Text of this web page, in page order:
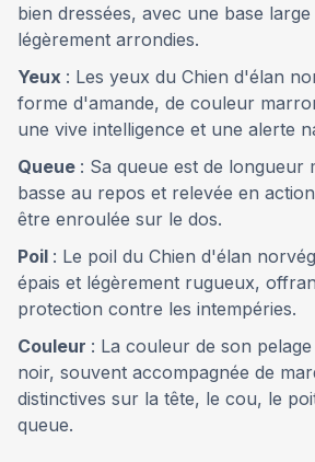
bien dressées, avec une base
légèrement arrondies.
Yeux : Les yeux du Chien d'élan
forme d'amande, de couleur
une vive intelligence et une alerte
Queue : Sa queue est de longueur
basse au repos et relevée en
être enroulée sur le dos.
Poil : Le poil du Chien d'élan
épais et légèrement rugueux,
protection contre les intempéries.
Couleur : La couleur de son
noir, souvent accompagnée de
distinctives sur la tête, le cou, le
queue.